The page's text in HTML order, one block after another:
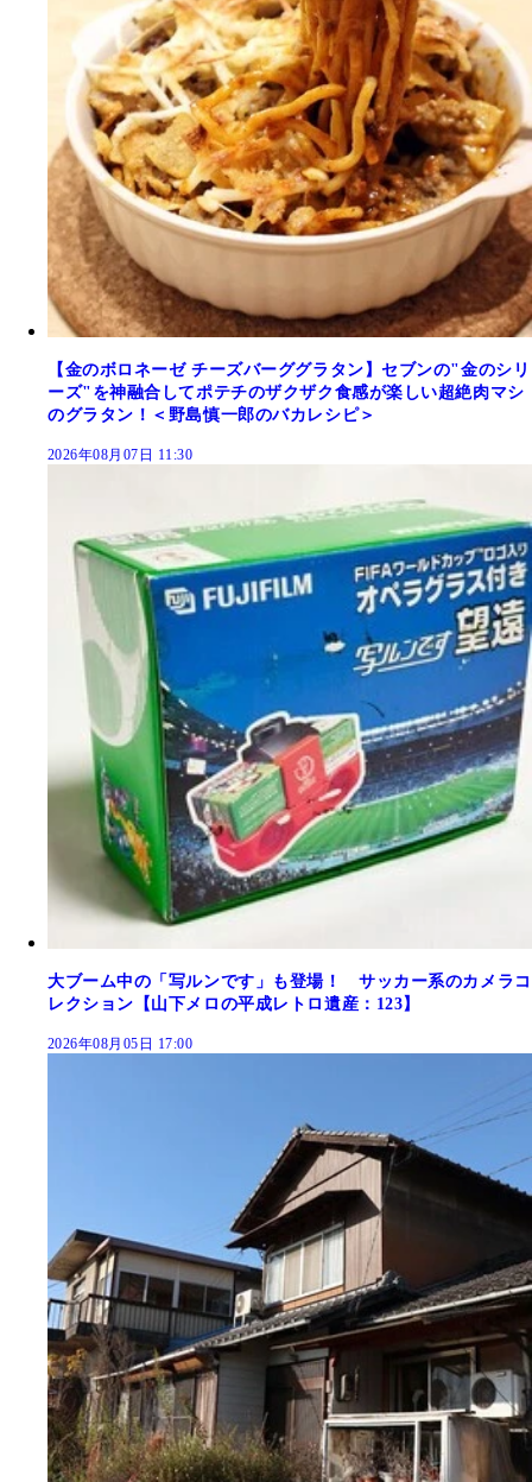
【金のボロネーゼ チーズバーググラタン】セブンの"金のシリ
ーズ"を神融合してポテチのザクザク食感が楽しい超絶肉マシ
のグラタン！＜野島慎一郎のバカレシピ＞
2026年08月07日 11:30
大ブーム中の「写ルンです」も登場！ サッカー系のカメラコ
レクション【山下メロの平成レトロ遺産：123】
2026年08月05日 17:00